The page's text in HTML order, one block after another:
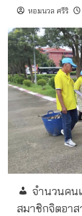
หอมนวล ศรีริ
จำนวนคน
สมาชิกจิตอ